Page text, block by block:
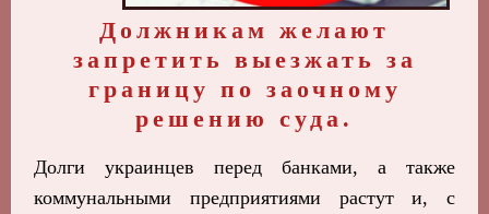
Должникам желают
запретить выезжать за
границу по заочному
решению суда.
Долги украинцев перед банками, а также
коммунальными предприятиями растут и, с